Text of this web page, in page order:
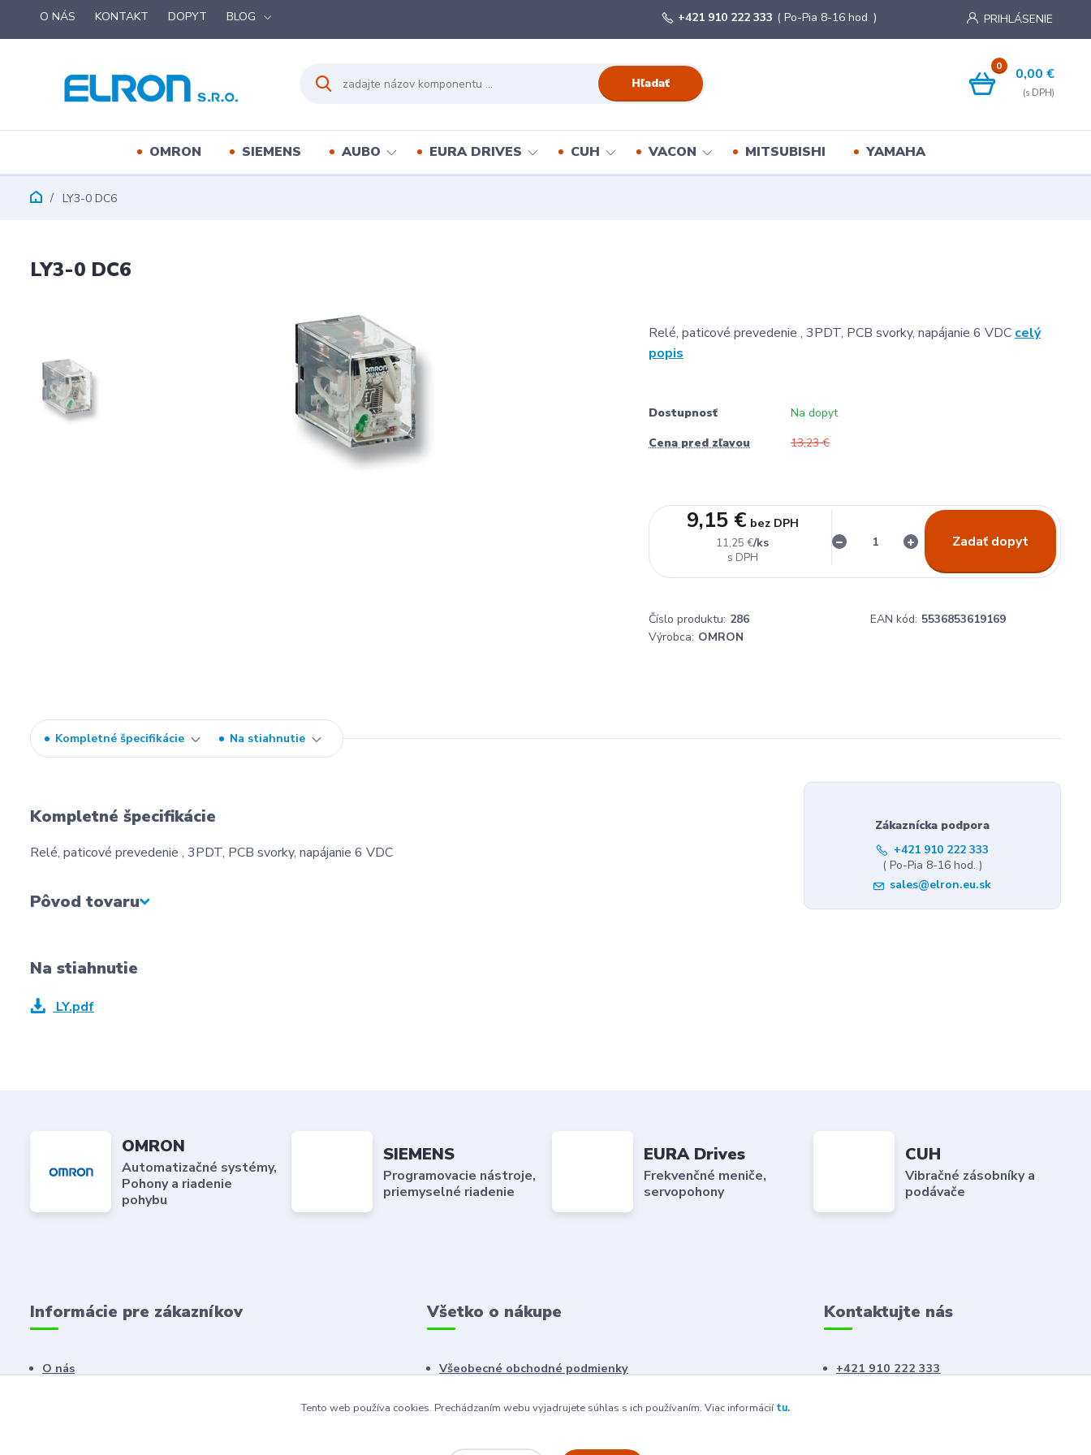
O NÁS KONTAKT DOPYT BLOG PRIHLÁSENIE
Hľadať
+421 910 222 333 ( Po-Pia 8-16 hod. )
0 0,00 €
OMRON SIEMENS AUBO EURA DRIVES CUH VACON MITSUBISHI YAMAHA
LY3-0 DC6
LY3-0 DC6
Relé, paticové prevedenie , 3PDT, PCB svorky, napájanie 6 VDC celý
popis
Dostupnosť
Na dopyt
Cena pred zľavou
13,23 €
11,25 €/ks
9,15 € bez DPH
Zadať dopyt
Číslo produktu: 286 EAN kód: 5536853619169
Výrobca: OMRON
Kompletné špecifikácie Na stiahnutie
Kompletné špecifikácie
Relé, paticové prevedenie , 3PDT, PCB svorky, napájanie 6 VDC
Pôvod tovaru
Zákaznícka podpora
+421 910 222 333
( Po-Pia 8-16 hod. )
sales@elron.eu.sk
Na stiahnutie
LY.pdf
OMRON
Automatizačné systémy,
Pohony a riadenie
pohybu
SIEMENS
Programovacie nástroje,
priemyselné riadenie
EURA Drives
Frekvenčné meniče,
servopohony
CUH
Vibračné zásobníky a
podávače
Informácie pre zákazníkov
O nás
Všetko o nákupe
Všeobecné obchodné podmienky
Kontaktujte nás
+421 910 222 333
Tento web používa cookies. Prechádzaním webu vyjadrujete súhlas s ich používaním. Viac informáciítu.